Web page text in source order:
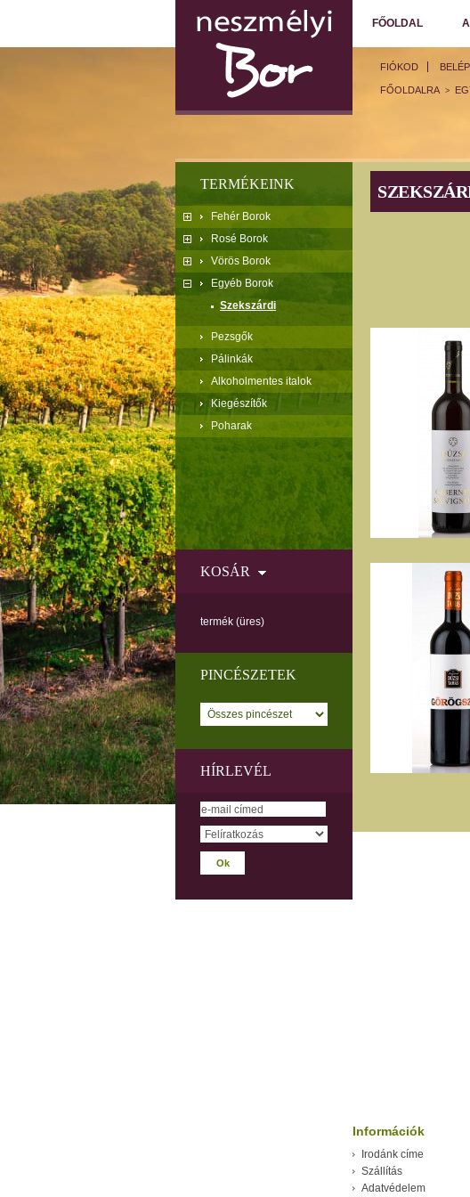
FIÓKOD
FŐOLDAL
TERMÉKEINK
Fehér Borok
Rosé Borok
Vörös Borok
Egyéb Borok
Szekszárdi
Pezsgők
Pálinkák
Alkoholmentes italok
Kiegészítők
Poharak
KOSÁR
termék (üres)
PINCÉSZETEK
HÍRLEVÉL
FŐOLDALRA >
Információk
Irodánk címe
Szállítás
Adatvédelem